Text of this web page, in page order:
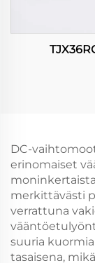
DC-
erinomaiset
merkittävästi
verrattuna
suuria
tasaisena,